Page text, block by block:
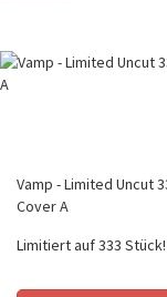
Vamp - Limited Uncut
Cover A
Limitiert auf 333